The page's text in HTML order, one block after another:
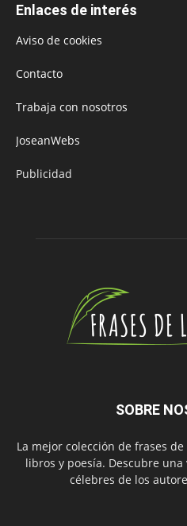
Enlaces de interés
Aviso de cookies
Contacto
Trabaja con nosotros
JoseanWebs
Publicidad
SOBRE
La mejor colección de frases
libros y poesía. Descubre
célebres de los